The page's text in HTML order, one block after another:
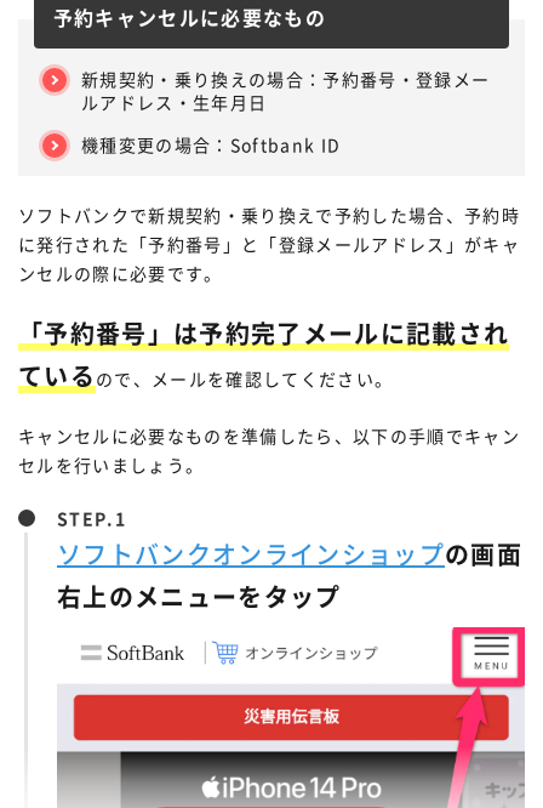
ログインする
新規契約・乗り換えの場合は、パスワードと注文番号を
入力してログイン。機種変更の場合は、au IDでログイ
ンできます。
予約キャンセルに必要なもの
新規契約・乗り換えの場合：予約番号・登録メー
ルアドレス・生年月日
機種変更の場合：Softbank ID
ソフトバンクで新規契約・乗り換えで予約した場合、予約時
に発行された「予約番号」と「登録メールアドレス」がキャ
ンセルの際に必要です。
「予約番号」は予約完了メールに記載され
ている ので、メールを確認してください。
キャンセルに必要なものを準備したら、以下の手順でキャン
セルを行いましょう。
STEP.
ソフトバンクオンラインショップの画面
右上のメニューをタップ